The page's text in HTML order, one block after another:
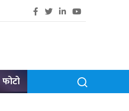
फोटो